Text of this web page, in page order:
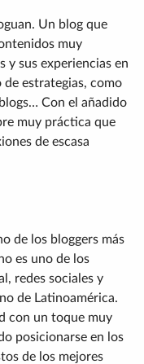
Un blog que
muy
y sus experiencias en
estrategias, como
Con el añadido
muy práctica que
de escasa
de los bloggers más
es uno de los
redes sociales y
de Latinoamérica.
con un toque muy
posicionarse en los
de los mejores